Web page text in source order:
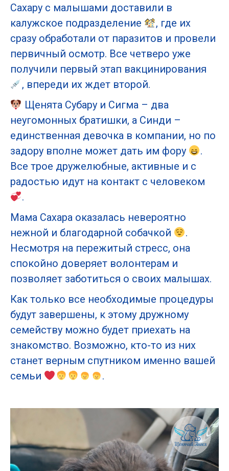
Сахару с малышами доставили в
калужское подразделение
, где их
сразу обработали от паразитов и провели
первичный осмотр. Все четверо уже
получили первый этап вакцинирования
, впереди их ждет второй.
Щенята Субару и Сигма – два
неугомонных братишки, а Синди –
единственная девочка в компании, но по
задору вполне может дать им фору
.
Все трое дружелюбные, активные и с
радостью идут на контакт с человеком
.
Мама Сахара оказалась невероятно
нежной и благодарной собачкой
.
Несмотря на пережитый стресс, она
спокойно доверяет волонтерам и
позволяет заботиться о своих малышах.
Как только все необходимые процедуры
будут завершены, к этому дружному
семейству можно будет приехать на
знакомство. Возможно, кто-то из них
станет верным спутником именно вашей
семьи
.